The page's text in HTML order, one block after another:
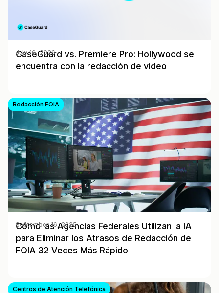
CaseGuard vs. Premiere Pro: Hollywood se
encuentra con la redacción de video
July 16, 2026
Redacción FOIA
Cómo las Agencias Federales Utilizan la IA
para Eliminar los Atrasos de Redacción de
FOIA 32 Veces Más Rápido
September 16, 2025
Centros de Atención Telefónica